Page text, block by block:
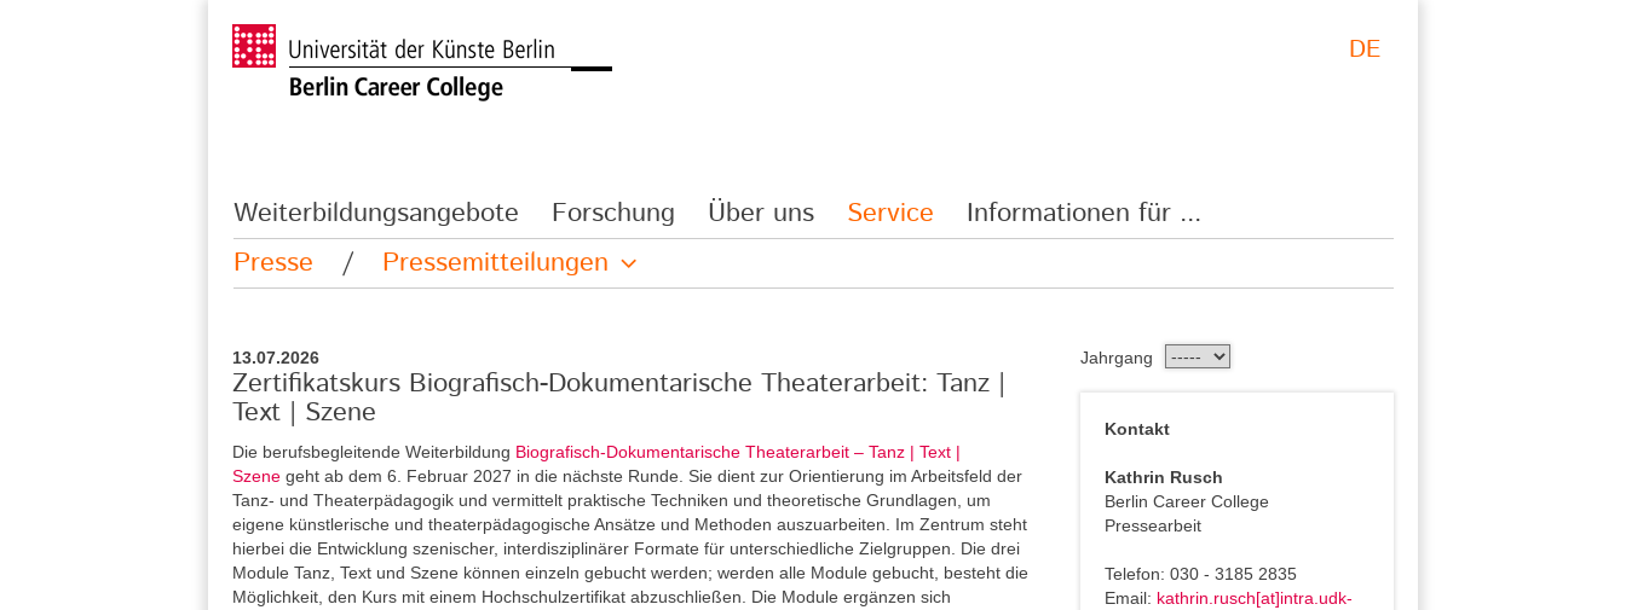
DE
Weiterbildungsangebote Forschung Über uns Service
Informationen für ...
Presse
/ Pressemitteilungen
13.07.2026
Zertifikatskurs Biografisch-Dokumentarische Theaterarbeit: Tanz |
Text | Szene
Die berufsbegleitende Weiterbildung Biografisch-Dokumentarische Theaterarbeit – Tanz | Text |
Szene geht ab dem 6. Februar 2027 in die nächste Runde. Sie dient zur Orientierung im Arbeitsfeld der
Tanz- und Theaterpädagogik und vermittelt praktische Techniken und theoretische Grundlagen, um
eigene künstlerische und theaterpädagogische Ansätze und Methoden auszuarbeiten. Im Zentrum steht
hierbei die Entwicklung szenischer, interdisziplinärer Formate für unterschiedliche Zielgruppen. Die drei
Module Tanz, Text und Szene können einzeln gebucht werden; werden alle Module gebucht, besteht die
Möglichkeit, den Kurs mit einem Hochschulzertifikat abzuschließen. Die Module ergänzen sich
Jahrgang
Kontakt
Kathrin Rusch
Berlin Career College
Pressearbeit
Telefon: 030 - 3185 2835
Email: kathrin.rusch[at]intra.udk-